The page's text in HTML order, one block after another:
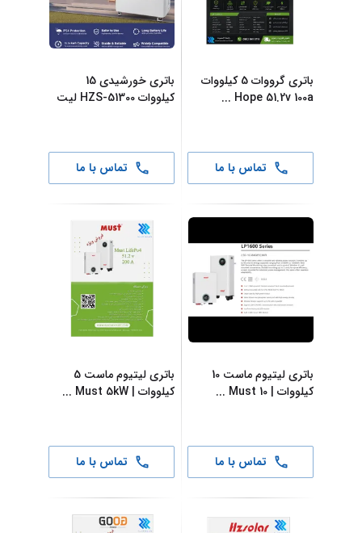
باتری گرووات 5 کیلووات
Hope 51.2v 100a
...
تماس با ما
باتری خورشیدی 15
کیلووات HZS-51300 لیت
تماس با ما
باتری لیتیوم ماست 10
کیلووات | Must 10
...
تماس با ما
باتری لیتیوم ماست 5
کیلووات | Must 5kW
...
تماس با ما